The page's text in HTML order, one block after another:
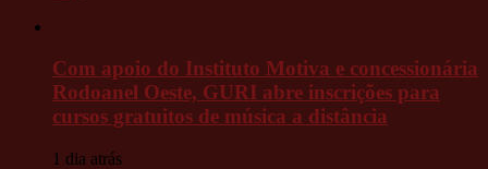
Com apoio do Instituto Motiva e concessionária
Rodoanel Oeste, GURI abre inscrições para
cursos gratuitos de música a distância
1 dia atrás